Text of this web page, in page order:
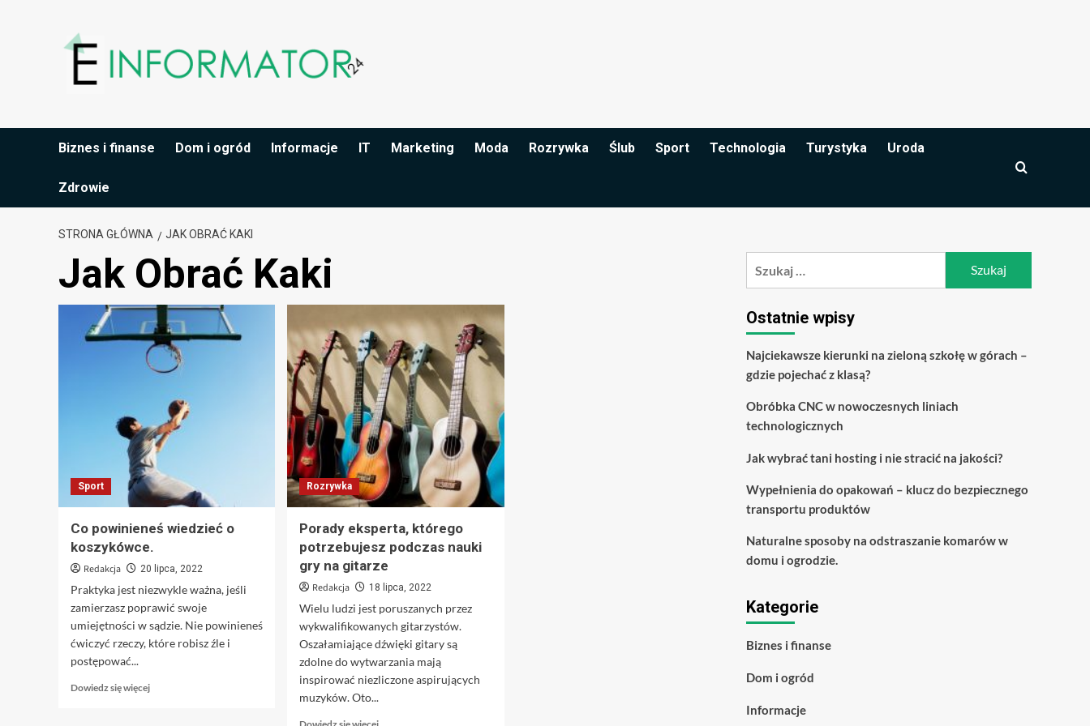
Biznes i finanse Dom i ogród Informacje IT Marketing Moda Rozrywka Ślub Sport Technologia Turystyka Uroda
Zdrowie
STRONA GŁÓWNA JAK OBRAĆ KAKI
Jak Obrać Kaki
Sport
Co powinieneś wiedzieć o
koszykówce.
Redakcja 20 lipca, 2022
Praktyka jest niezwykle ważna, jeśli
zamierzasz poprawić swoje
umiejętności w sądzie. Nie powinieneś
ćwiczyć rzeczy, które robisz źle i
postępować...
Dowiedz się więcejDowiedz
Rozrywka
Porady eksperta, którego
potrzebujesz podczas nauki
gry na gitarze
Redakcja 18 lipca, 2022
Wielu ludzi jest poruszanych przez
wykwalifikowanych gitarzystów.
Oszałamiające dźwięki gitary są
zdolne do wytwarzania mają
inspirować niezliczone aspirujących
muzyków. Oto...
Dowiedz się więcejDowiedz
Ostatnie wpisy
Najciekawsze kierunki na zieloną szkołę w górach –
gdzie pojechać z klasą?
Obróbka CNC w nowoczesnych liniach
technologicznych
Jak wybrać tani hosting i nie stracić na jakości?
Wypełnienia do opakowań – klucz do bezpiecznego
transportu produktów
Naturalne sposoby na odstraszanie komarów w
domu i ogrodzie.
Kategorie
Biznes i finanse
Dom i ogród
Informacje